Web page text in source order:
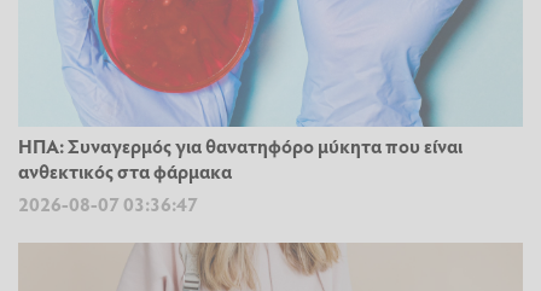
ΗΠΑ: Συναγερμός για θανατηφόρο μύκητα που είναι
ανθεκτικός στα φάρμακα
2026-08-07 03:36:47